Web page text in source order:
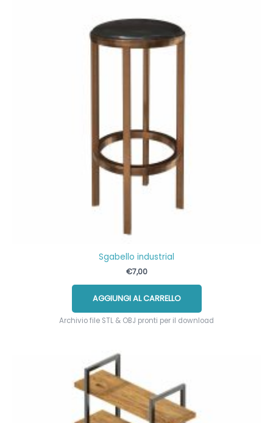
Sgabello industrial
€7,00
AGGIUNGI AL CARRELLO
Archivio file STL & OBJ pronti per il download